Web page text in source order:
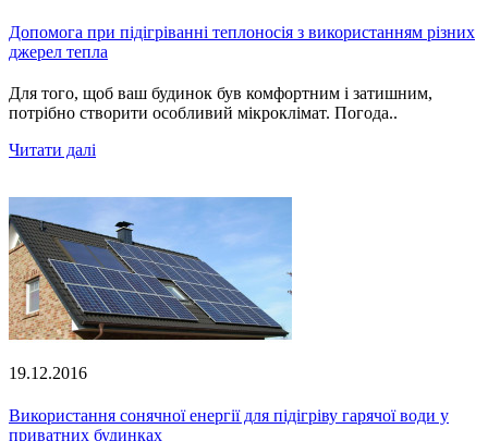
Допомога при підігріванні теплоносія з використанням різних
джерел тепла
Для того, щоб ваш будинок був комфортним і затишним,
потрібно створити особливий мікроклімат. Погода..
Читати далі
19.12.2016
Використання сонячної енергії для підігріву гарячої води у
приватних будинках